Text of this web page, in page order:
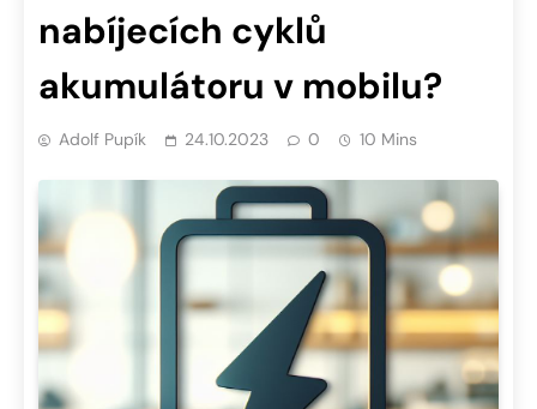
nabíjecích cyklů
akumulátoru v mobilu?
Adolf Pupík 24.10.2023 0 10 Mins